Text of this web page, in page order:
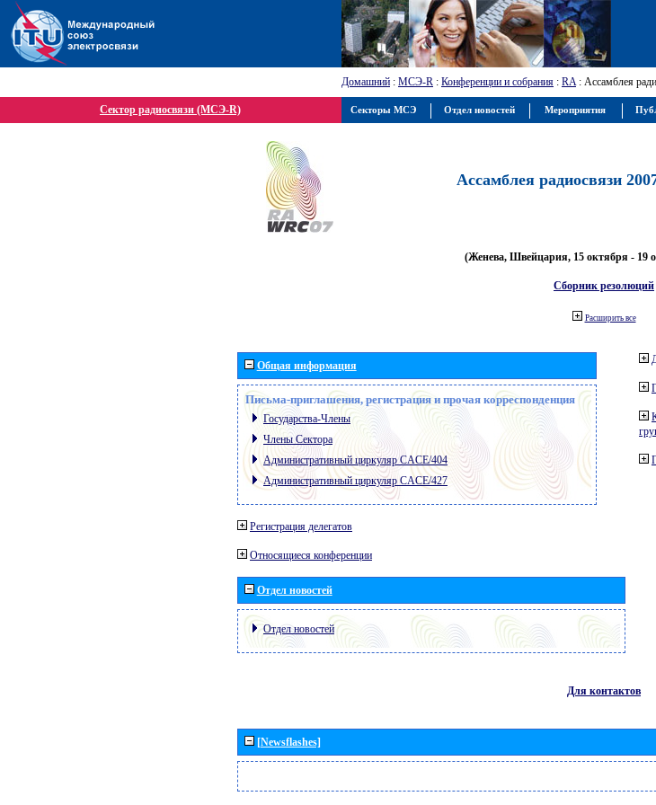
Домашний : МСЭ-R : Конференции и собрания : RA: Ассамблея
Сектор радиосвязи (МСЭ-R)
Ассамблея радиосвязи
(Женева, Швейцария, 15 октября - 19
Сборник резолюций
Расширить все
Общая информация
Письма-приглашения, регистрация и прочая корреспонденция
Государства-Члены
Члены Сектора
Административный циркуляр CACE/404
Административный циркуляр CACE/427
Регистрация делегатов
Относящиеся конференции
Отдел новостей
Отдел новостей
Для контактов
[Newsflashes]
Секторы МСЭ Отдел новостей Мероприятия